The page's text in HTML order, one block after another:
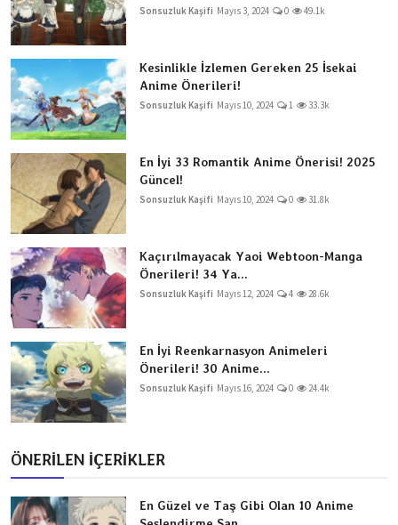
Sonsuzluk Kaşifi Mayıs 3, 2024 0 49.1k
Kesinlikle İzlemen Gereken 25 İsekai
Anime Önerileri!
Sonsuzluk Kaşifi Mayıs 10, 2024 1 33.3k
En İyi 33 Romantik Anime Önerisi! 2025
Güncel!
Sonsuzluk Kaşifi Mayıs 10, 2024 0 31.8k
Kaçırılmayacak Yaoi Webtoon-Manga
Önerileri! 34 Ya...
Sonsuzluk Kaşifi Mayıs 12, 2024 4 28.6k
En İyi Reenkarnasyon Animeleri
Önerileri! 30 Anime...
Sonsuzluk Kaşifi Mayıs 16, 2024 0 24.4k
ÖNERİLEN İÇERİKLER
En Güzel ve Taş Gibi Olan 10 Anime